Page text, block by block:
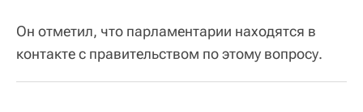
Он отметил, что парламентарии находятся в
контакте с правительством по этому вопросу.